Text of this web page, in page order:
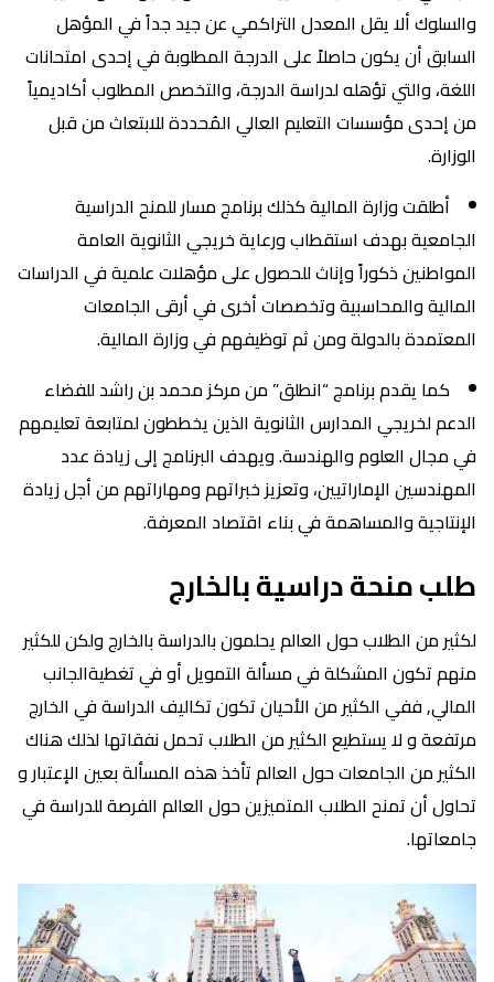
والسلوك ألا يقل المعدل التراكمي عن جيد جداً في المؤهل
السابق أن يكون حاصلاً على الدرجة المطلوبة في إحدى امتحانات
اللغة، والتي تؤهله لدراسة الدرجة، والتخصص المطلوب أكاديمياً
من إحدى مؤسسات التعليم العالي المُحددة للابتعاث من قبل
الوزارة.
أطلقت وزارة المالية كذلك برنامج مسار للمنح الدراسية
الجامعية بهدف استقطاب ورعاية خريجي الثانوية العامة
المواطنين ذكوراً وإناث للحصول على مؤهلات علمية في الدراسات
المالية والمحاسبية وتخصصات أخرى في أرقى الجامعات
المعتمدة بالدولة ومن ثم توظيفهم في وزارة المالية.
كما يقدم برنامج “انطلق” من مركز محمد بن راشد للفضاء
الدعم لخريجي المدارس الثانوية الذين يخططون لمتابعة تعليمهم
في مجال العلوم والهندسة. ويهدف البرنامج إلى زيادة عدد
المهندسين الإماراتيين، وتعزيز خبراتهم ومهاراتهم من أجل زيادة
الإنتاجية والمساهمة في بناء اقتصاد المعرفة.
طلب منحة دراسية بالخارج
لكثير من الطلاب حول العالم يحلمون بالدراسة بالخارج ولكن للكثير
منهم تكون المشكلة في مسألة التمويل أو في تغطيةالجانب
المالي, ففي الكثير من الأحيان تكون تكاليف الدراسة في الخارج
مرتفعة و لا يستطيع الكثير من الطلاب تحمل نفقاتها لذلك هناك
الكثير من الجامعات حول العالم تأخذ هذه المسألة بعين الإعتبار و
تحاول أن تمنح الطلاب المتميزين حول العالم الفرصة للدراسة في
جامعاتها.